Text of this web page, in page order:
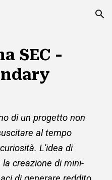
Skip to navigation
SEC -
di un progetto non
al tempo
L'idea di
creazione di mini-